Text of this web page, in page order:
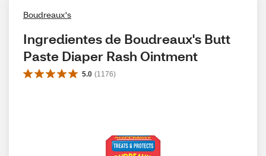
Boudreaux's
Ingredientes de Boudreaux's Butt
Paste Diaper Rash Ointment
5.0 (1176)